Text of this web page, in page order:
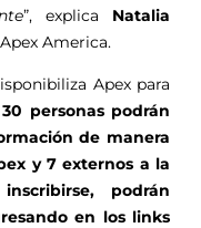
”, explica Natalia
America.
Apex para
30 personas podrán
de manera
y 7 externos a la
podrán
en los links